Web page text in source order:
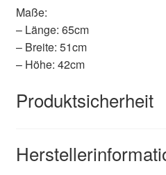
Maße:
– Länge: 65cm
– Breite: 51cm
– Höhe: 42cm
Produktsicherheit